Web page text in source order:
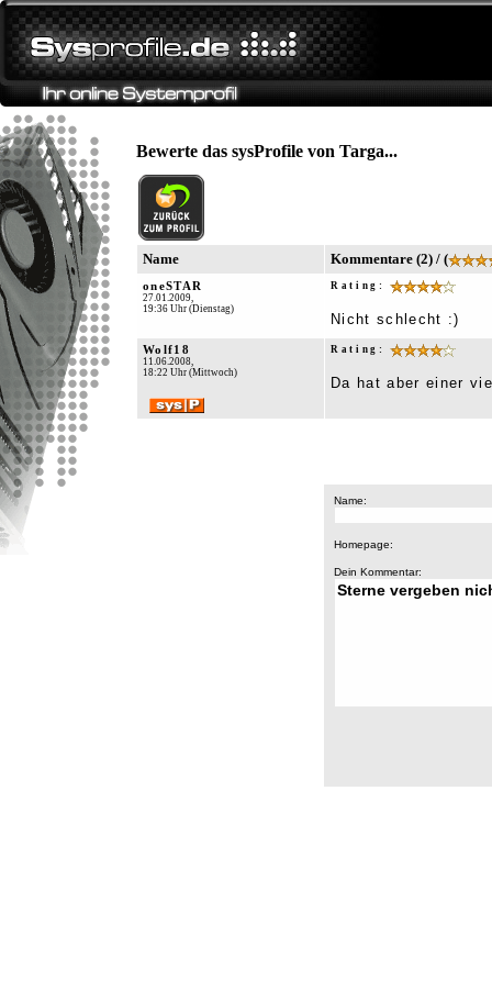
Bewerte das sysProfile von Targa...
Name Kommentare (2) / (
oneSTAR
27.01.2009,
19:36 Uhr (Dienstag)
Rating:
Nicht schlecht :)
Wolf18
11.06.2008,
18:22 Uhr (Mittwoch)
Rating:
Da hat aber einer
Name:
Homepage:
Dein Kommentar: